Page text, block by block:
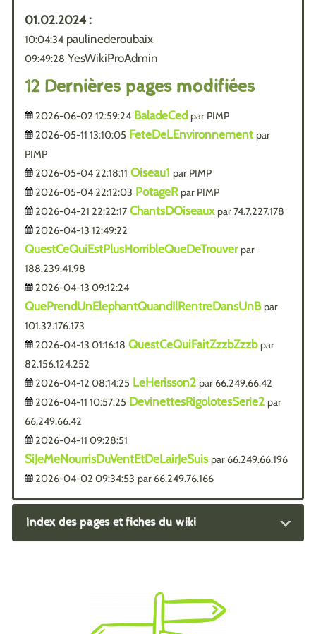
01.02.2024 :
10:04:34 paulinederoubaix
09:49:28 YesWikiProAdmin
12 Dernières pages modifiées
2026-06-02 12:59:24 BaladeCed par PIMP
2026-05-11 13:10:05 FeteDeLEnvironnement par
PIMP
2026-05-04 22:18:11 Oiseau1 par PIMP
2026-05-04 22:12:03 PotageR par PIMP
2026-04-21 22:22:17 ChantsDOiseaux par 74.7.227.178
2026-04-13 12:49:22
QuestCeQuiEstPlusHorribleQueDeTrouver par
188.239.41.98
2026-04-13 09:12:24
QuePrendUnElephantQuandIlRentreDansUnB par
101.32.176.173
2026-04-13 01:16:18 QuestCeQuiFaitZzzbZzzb par
82.156.124.252
2026-04-12 08:14:25 LeHerisson2 par 66.249.66.42
2026-04-11 10:57:25 DevinettesRigolotesSerie2 par
66.249.66.42
2026-04-11 09:28:51
SiJeMeNourrisDuVentEtDeLairJeSuis par 66.249.66.196
2026-04-02 09:34:53 par 66.249.76.166
Index des pages et fiches du wiki